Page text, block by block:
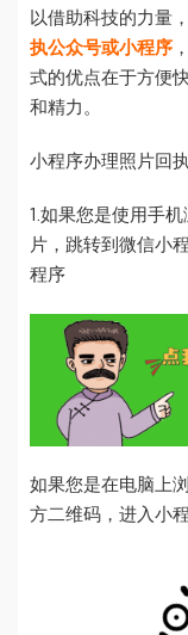
以借助科技的力量，
执公众号或小程序
式的优点在于方便
和精力。
小程序办理照片回
1.如果您是使用手
片，跳转到微信小
程序
如果您是在电脑上
方二维码，进入小